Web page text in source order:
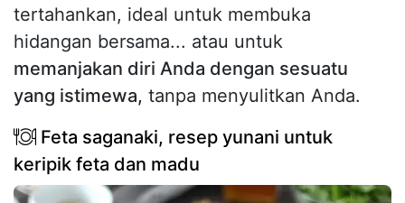
tertahankan, ideal untuk membuka
hidangan bersama... atau untuk
memanjakan diri Anda dengan sesuatu
yang istimewa, tanpa menyulitkan Anda.
Feta saganaki, resep yunani untuk
keripik feta dan madu